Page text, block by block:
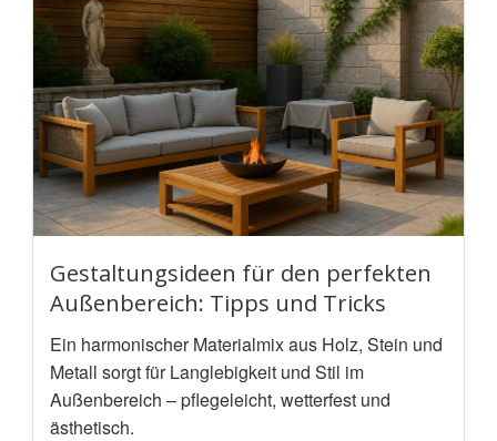
Gestaltungsideen für den perfekten
Außenbereich: Tipps und Tricks
Ein harmonischer Materialmix aus Holz, Stein und
Metall sorgt für Langlebigkeit und Stil im
Außenbereich – pflegeleicht, wetterfest und
ästhetisch.